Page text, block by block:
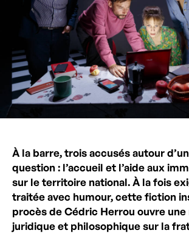
À la barre, trois accusés autour
question : l’accueil et l’aide aux
sur le territoire national. À la fois
traitée avec humour, cette fiction
procès de Cédric Herrou ouvre
juridique et philosophique sur la